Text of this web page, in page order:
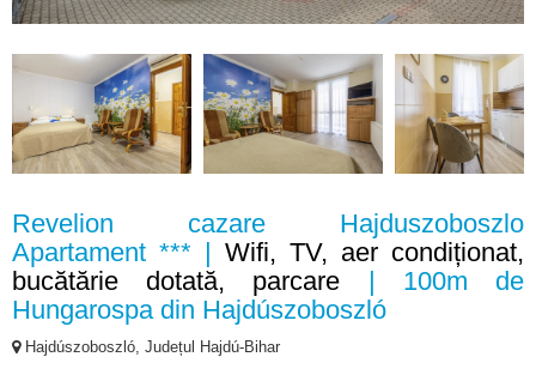
Revelion cazare Hajduszoboszlo
Apartament *** | Wifi, TV, aer condiționat,
bucătărie dotată, parcare | 100m de
Hungarospa din Hajdúszoboszló
Hajdúszoboszló, Județul Hajdú-Bihar